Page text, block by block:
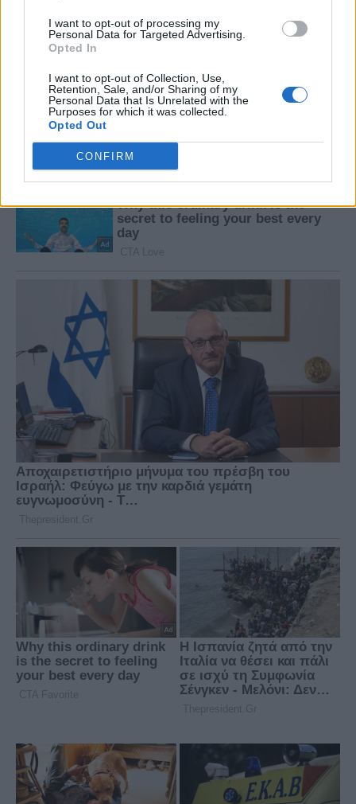
I want to opt-out of processing my
Personal Data for Targeted Advertising.
Opted In
I want to opt-out of Collection, Use,
Retention, Sale, and/or Sharing of my
Personal Data that Is Unrelated with the
Purposes for which it was collected.
Opted Out
CONFIRM